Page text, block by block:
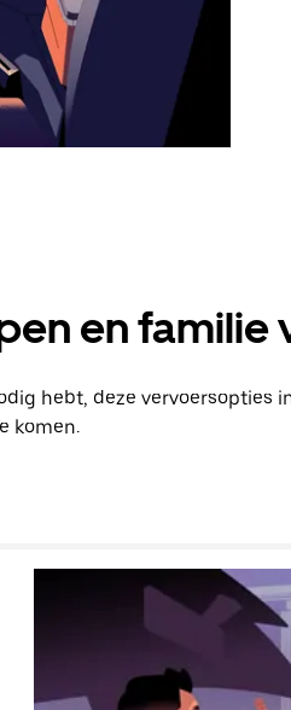
en familie
hebt, deze vervoersopties
komen.